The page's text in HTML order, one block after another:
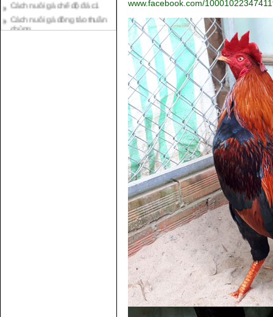
Cách nuôi gà đông tảo thuần
Kỹ thuật nuôi gà con mới nở
www.facebook.com/